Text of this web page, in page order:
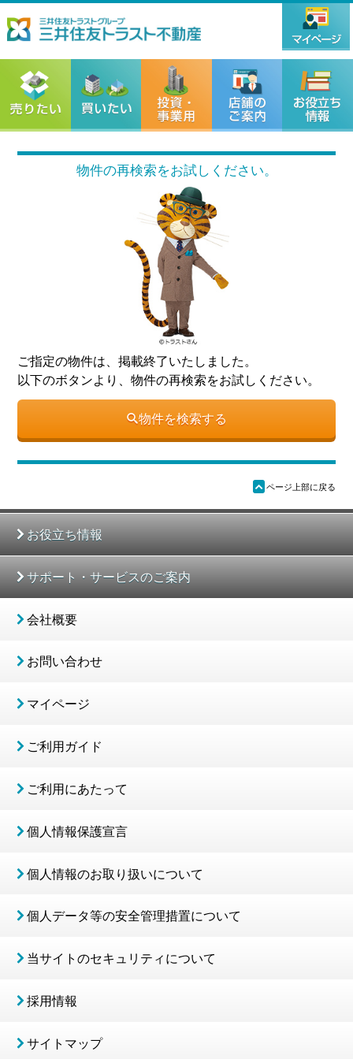
物件の再検索をお試しください。
ご指定の物件は、掲載終了いたしました。
以下のボタンより、物件の再検索をお試しください。
物件を検索する
ü ページ上部に戻る
お役立ち情報
サポート・サービスのご案内
会社概要
お問い合わせ
マイページ
ご利用ガイド
ご利用にあたって
個人情報保護宣言
個人情報のお取り扱いについて
個人データ等の安全管理措置について
当サイトのセキュリティについて
採用情報
サイトマップ